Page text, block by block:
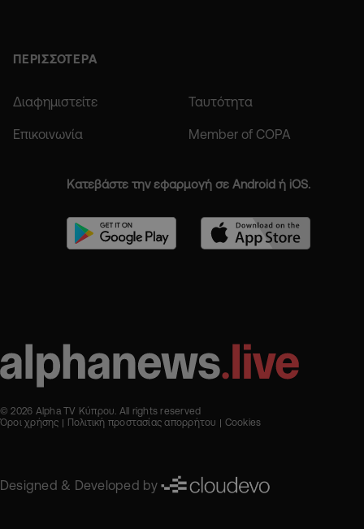
ΠΕΡΙΣΣΟΤΕΡΑ
Διαφημιστείτε Ταυτότητα
Επικοινωνία Member of COPA
Κατεβάστε την εφαρμογή σε Android ή iOS.
© 2026 Alpha TV Κύπρου. All rights reserved
Όροι χρήσης
Πολιτική προστασίας απορρήτου Cookies
Designed & Developed by